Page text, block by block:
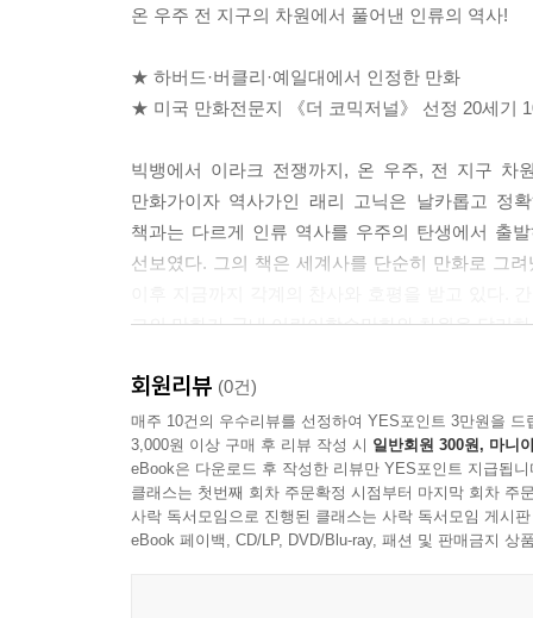
온 우주 전 지구의 차원에서 풀어낸 인류의 역사!
★ 하버드·버클리·예일대에서 인정한 만화
★ 미국 만화전문지 《더 코믹저널》 선정 20세기
빅뱅에서 이라크 전쟁까지, 온 우주, 전 지구 차
만화가이자 역사가인 래리 고닉은 날카롭고 정
책과는 다르게 인류 역사를 우주의 탄생에서 출
선보였다. 그의 책은 세계사를 단순히 만화로 그
그의 만화가 국내 어린이학습만화와 차원을 달리
“그 유명하다는 하버드대학에서 수학을 공부
중심사에서 벗어나 아시아도 충실히 다른 균형
만화책이지 않겠는가 싶었다.” -이권우 (출판평론가
“참다운 인류사의 관점에서 볼 때, 학교에서 가
회원리뷰 (0건)
매주 10건의 우수리뷰를 선정하여 YES포인트 3만원을 드
3,000원 이상 구매 후 리뷰 작성 시 일반회원 300원, 마니
eBook은 다운로드 후 작성한 리뷰만 YES포인트 지급됩니
클래스는 첫번째 회차 주문확정 시점부터 마지막 회차 주
사락 독서모임으로 진행된 클래스는 사락 독서모임 게시
eBook 페이백, CD/LP, DVD/Blu-ray, 패션 및 판매금지 상